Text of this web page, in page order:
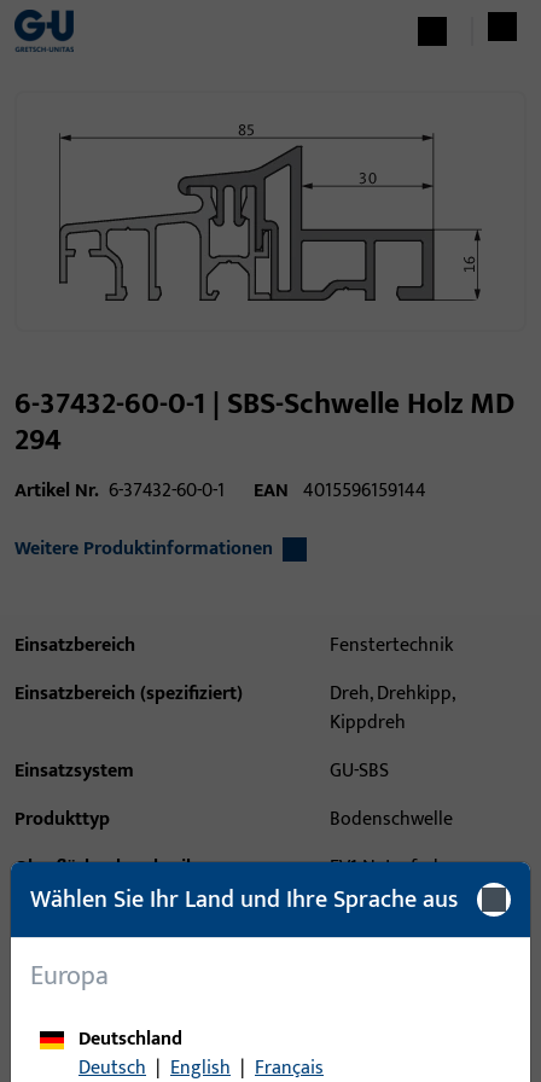
6-37432-60-0-1 | SBS-Schwelle Holz MD
294
Artikel Nr. 6-37432-60-0-1 EAN 4015596159144
Weitere Produktinformationen
Einsatzbereich
Fenstertechnik
Einsatzbereich (spezifiziert)
Dreh, Drehkipp,
Kippdreh
Einsatzsystem
GU-SBS
Produkttyp
Bodenschwelle
Oberflächenbeschreibung
EV1 Naturfarben
eloxiert
Bruttogewicht
1,44 KG
Verpackungseinheit
Mindestbestelleinheit
Wählen Sie Ihr Land und Ihre Sprache aus
Europa
Deutschland
Deutsch | English | Français